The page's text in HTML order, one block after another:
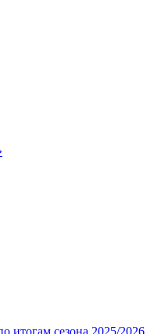
итогам сезона 2025/2026